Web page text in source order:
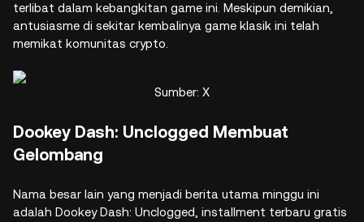
terlibat dalam kebangkitan game ini. Meskipun demikian,
antusiasme di sekitar kembalinya game klasik ini telah
memikat komunitas crypto.
Sumber: X
Dookey Dash: Unclogged Membuat
Gelombang
Nama besar lain yang menjadi berita utama minggu ini
adalah Dookey Dash: Unclogged, installment terbaru gratis